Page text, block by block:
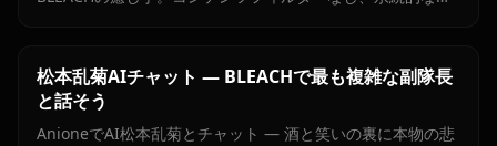
松本乱菊AIチャット — BLEACHで最も複雑な副隊長
と話そう
AnioneでAI松本乱菊とチャット — 酒と笑いの裏に本物の悲